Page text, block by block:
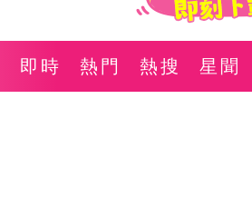
即時 熱門 熱搜 星聞